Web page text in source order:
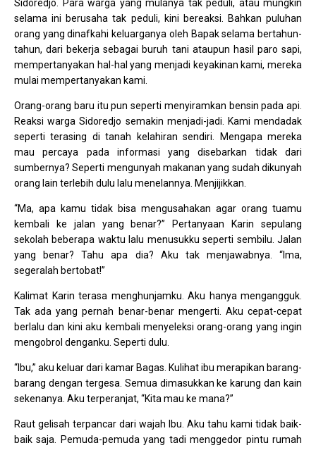
Sidoredjo. Para warga yang mulanya tak peduli, atau mungkin
selama ini berusaha tak peduli, kini bereaksi. Bahkan puluhan
orang yang dinafkahi keluarganya oleh Bapak selama bertahun-
tahun, dari bekerja sebagai buruh tani ataupun hasil paro sapi,
mempertanyakan hal-hal yang menjadi keyakinan kami, mereka
mulai mempertanyakan kami.
Orang-orang baru itu pun seperti menyiramkan bensin pada api.
Reaksi warga Sidoredjo semakin menjadi-jadi. Kami mendadak
seperti terasing di tanah kelahiran sendiri. Mengapa mereka
mau percaya pada informasi yang disebarkan tidak dari
sumbernya? Seperti mengunyah makanan yang sudah dikunyah
orang lain terlebih dulu lalu menelannya. Menjijikkan.
“Ma, apa kamu tidak bisa mengusahakan agar orang tuamu
kembali ke jalan yang benar?” Pertanyaan Karin sepulang
sekolah beberapa waktu lalu menusukku seperti sembilu. Jalan
yang benar? Tahu apa dia? Aku tak menjawabnya. “Ima,
segeralah bertobat!”
Kalimat Karin terasa menghunjamku. Aku hanya mengangguk.
Tak ada yang pernah benar-benar mengerti. Aku cepat-cepat
berlalu dan kini aku kembali menyeleksi orang-orang yang ingin
mengobrol denganku. Seperti dulu.
“Ibu,” aku keluar dari kamar Bagas. Kulihat ibu merapikan barang-
barang dengan tergesa. Semua dimasukkan ke karung dan kain
sekenanya. Aku terperanjat, “Kita mau ke mana?”
Raut gelisah terpancar dari wajah Ibu. Aku tahu kami tidak baik-
baik saja. Pemuda-pemuda yang tadi menggedor pintu rumah